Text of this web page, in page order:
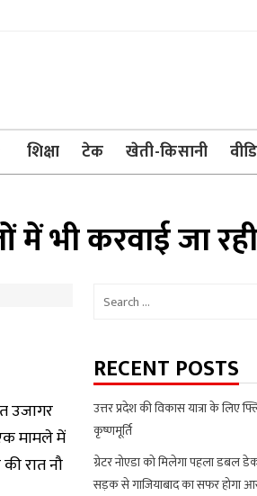
शिक्षा टेक खेती-किसानी
में भी करवाई जा
उजागर
मामले में
रात नौ
Search
RECENT POSTS
उत्तर प्रदेश की विकास यात्रा के लिए
कृष्णमूर्ति
ग्रेटर नोएडा को मिलेगा पहला डबल
सड़क से गाजियाबाद का सफर होगा